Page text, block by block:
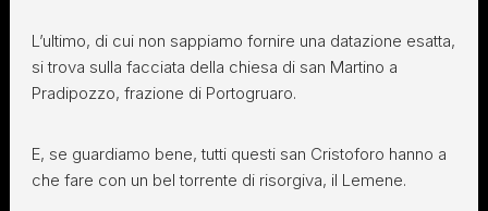
L’ultimo, di cui non sappiamo fornire una datazione esatta,
si trova sulla facciata della chiesa di san Martino a
Pradipozzo, frazione di Portogruaro.
E, se guardiamo bene, tutti questi san Cristoforo hanno a
che fare con un bel torrente di risorgiva, il Lemene.